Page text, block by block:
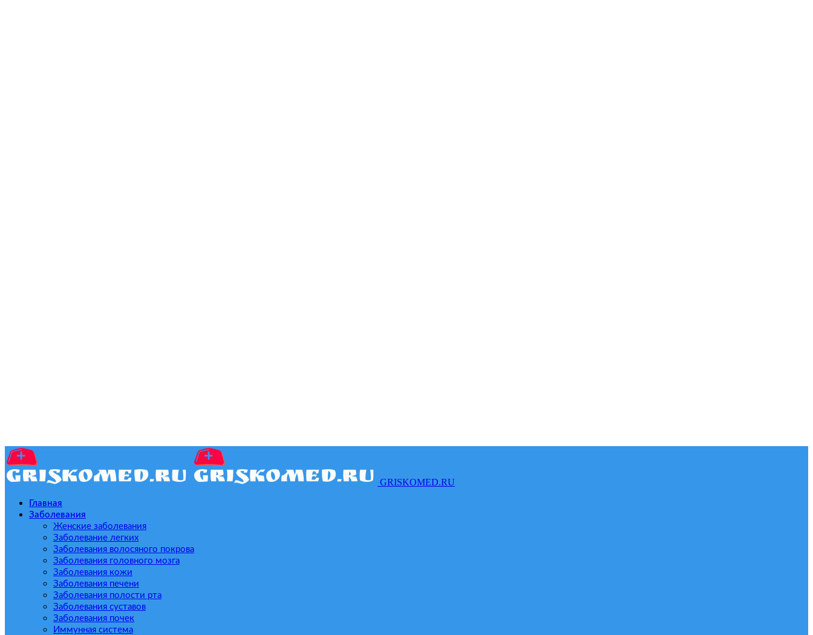
GRISKOMED.RU
Главная
Заболевания
Женские заболевания
Заболевание легких
Заболевания волосяного покрова
Заболевания головного мозга
Заболевания кожи
Заболевания печени
Заболевания полости рта
Заболевания суставов
Заболевания почек
Иммунная система